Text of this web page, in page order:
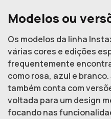
Modelos ou
Os modelos da linha
várias cores e edições
frequentemente
como rosa, azul e
também conta com
voltada para um design
focando nas